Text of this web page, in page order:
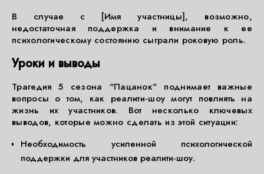
В случае с [Имя участницы], возможно,
недостаточная поддержка и внимание к ее
психологическому состоянию сыграли роковую роль.
Уроки и выводы
Трагедия 5 сезона "Пацанок" поднимает важные
вопросы о том, как реалити-шоу могут повлиять на
жизнь их участников. Вот несколько ключевых
выводов, которые можно сделать из этой ситуации:
Необходимость усиленной психологической
поддержки для участников реалити-шоу.